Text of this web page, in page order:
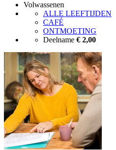
Volwassenen
ALLE LEEFTIJDEN
CAFÉ
ONTMOETING
Deelname € 2,00